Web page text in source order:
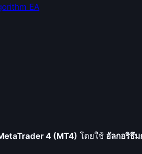
EA
4 (MT4) โดยใช้ อัลกอริธึม